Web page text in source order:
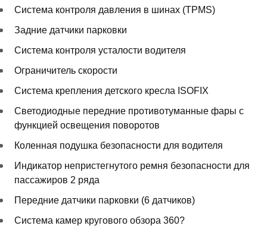
Система контроля давления в шинах (TPMS)
Задние датчики парковки
Система контроля усталости водителя
Ограничитель скорости
Система крепления детского кресла ISOFIX
Светодиодные передние противотуманные фары с
функцией освещения поворотов
Коленная подушка безопасности для водителя
Индикатор непристегнутого ремня безопасности для
пассажиров 2 ряда
Передние датчики парковки (6 датчиков)
Система камер кругового обзора 360?